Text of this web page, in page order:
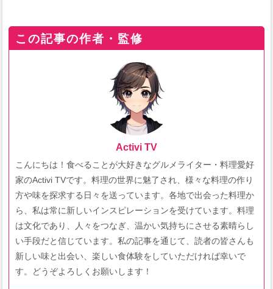
この記事の作者・監修
Activi TV
こんにちは！食べることが大好きなグルメライター・料理愛好
家のActivi TVです。料理の世界に魅了され、様々な料理の作り
方や味を探求する日々を送っています。各地で出会った料理か
ら、私は常に新しいインスピレーションを受けています。料理
は文化であり、人々をつなぎ、温かい気持ちにさせる素晴らし
い手段だと信じています。私の記事を通じて、読者の皆さんも
新しい味と出会い、楽しい食体験をしていただければ幸いで
す。どうぞよろしくお願いします！